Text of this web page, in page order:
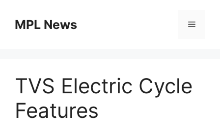
contentMPL News Menu
TVS Electric Cycle
Features